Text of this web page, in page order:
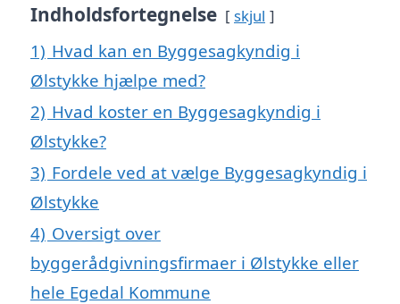
Indholdsfortegnelse skjul
1) Hvad kan en Byggesagkyndig i
Ølstykke hjælpe med?
2) Hvad koster en Byggesagkyndig i
Ølstykke?
3) Fordele ved at vælge Byggesagkyndig i
Ølstykke
4) Oversigt over
byggerådgivningsfirmaer i Ølstykke eller
hele Egedal Kommune